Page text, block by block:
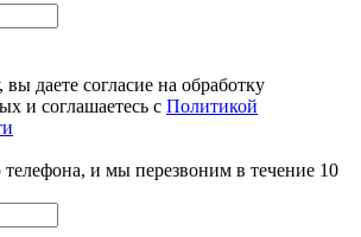
даете согласие на обработку
и соглашаетесь с Политикой
и мы перезвоним в течение 10